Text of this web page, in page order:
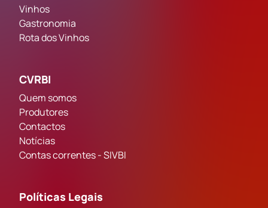
Vinhos
Gastronomia
Rota dos Vinhos
CVRBI
Quem somos
Produtores
Contactos
Notícias
Contas correntes - SIVBI
Políticas Legais